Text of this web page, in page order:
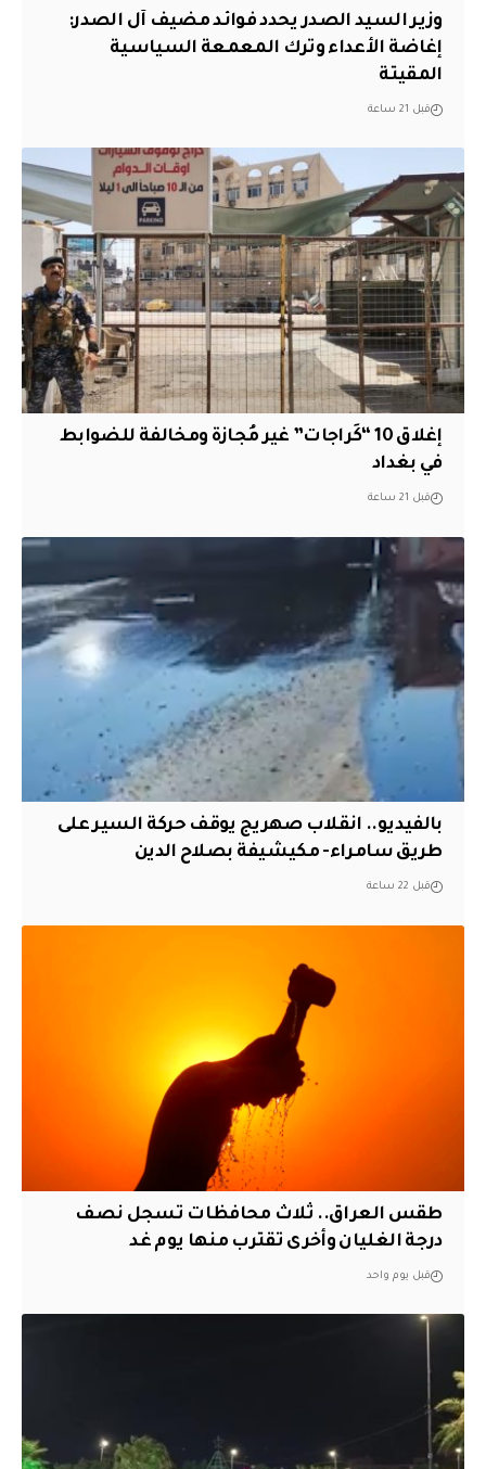
وزير السيد الصدر يحدد فوائد مضيف آل الصدر:
إغاضة الأعداء وترك المعمعة السياسية
المقيتة
قبل 21 ساعة
إغلاق 10 “كَراجات” غير مُجازة ومخالفة للضوابط
في بغداد
قبل 21 ساعة
بالفيديو.. انقلاب صهريج يوقف حركة السير على
طريق سامراء- مكيشيفة بصلاح الدين
قبل 22 ساعة
طقس العراق.. ثلاث محافظات تسجل نصف
درجة الغليان وأخرى تقترب منها يوم غد
قبل يوم واحد